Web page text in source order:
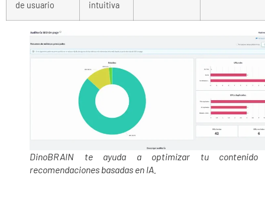
de usuario
intuitiva
DinoBRAIN te ayuda a optimizar tu contenido
recomendaciones basadas en IA.